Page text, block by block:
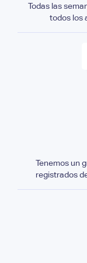
Todas las
todos los
Tenemos un
registrados